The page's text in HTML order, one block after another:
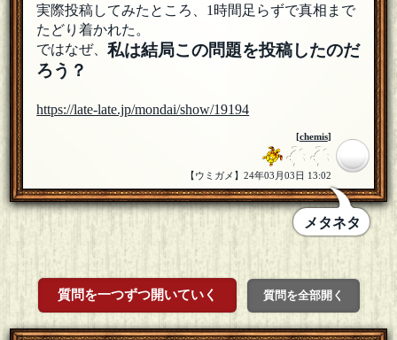
実際投稿してみたところ、1時間足らずで真相まで
たどり着かれた。
ではなぜ、私は結局この問題を投稿したのだ
ろう？
https://late-late.jp/mondai/show/19194
[chemis]
【ウミガメ】24年03月03日 13:02
メタネタ
質問を一つずつ開いていく 質問を全部開く